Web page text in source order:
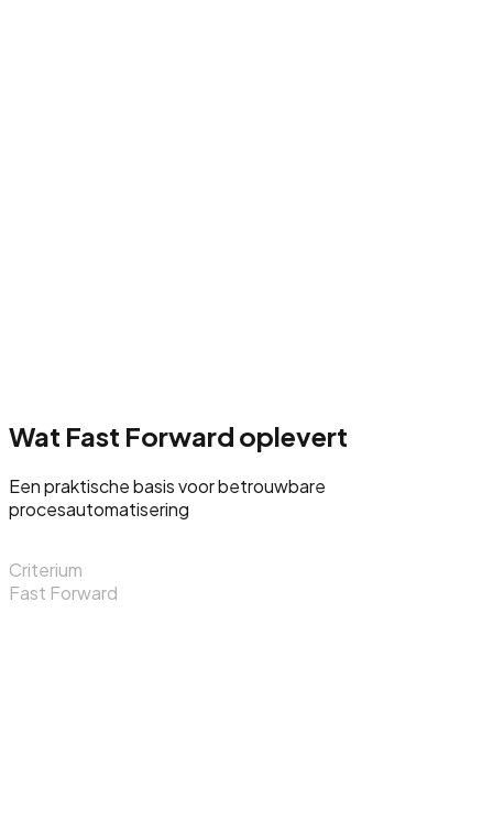
Wat Fast Forward oplevert
Een praktische basis voor betrouwbare
procesautomatisering
Criterium
Fast Forward